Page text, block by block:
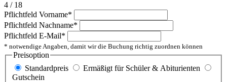
4 / 18
Pflichtfeld Vorname*
Pflichtfeld Nachname*
Pflichtfeld E-Mail*
* notwendige Angaben, damit wir die Buchung richtig zuordnen können
Preisoption
Standardpreis
Ermäßigt für Schüler & Abiturienten
Gutschein